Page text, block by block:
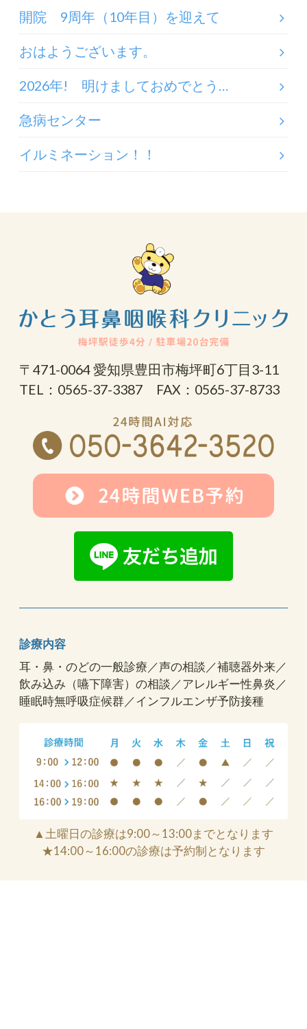
開院 9周年（10年目）を迎えて
おはようございます。
2026年! 明けましておめでとう…
急病センター
イルミネーション！！
〒471-0064 愛知県豊田市梅坪町6丁目3-11
TEL：0565-37-3387 FAX：0565-37-8733
診療内容
耳・鼻・のどの一般診療／声の相談／補聴器外来／
飲み込み（嚥下障害）の相談／アレルギー性鼻炎／
睡眠時無呼吸症候群／インフルエンザ予防接種
▲土曜日の診療は9:00～13:00までとなります
★14:00～16:00の診療は予約制となります